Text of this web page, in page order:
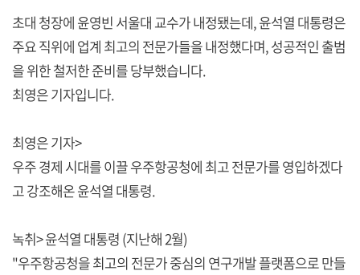
초대 청장에 윤영빈 서울대 교수가 내정됐는데, 윤석열 대통령은
주요 직위에 업계 최고의 전문가들을 내정했다며, 성공적인 출범
을 위한 철저한 준비를 당부했습니다.
최영은 기자입니다.
최영은 기자>
우주 경제 시대를 이끌 우주항공청에 최고 전문가를 영입하겠다
고 강조해온 윤석열 대통령.
녹취> 윤석열 대통령 (지난해 2월)
"우주항공청을 최고의 전문가 중심의 연구개발 플랫폼으로 만들